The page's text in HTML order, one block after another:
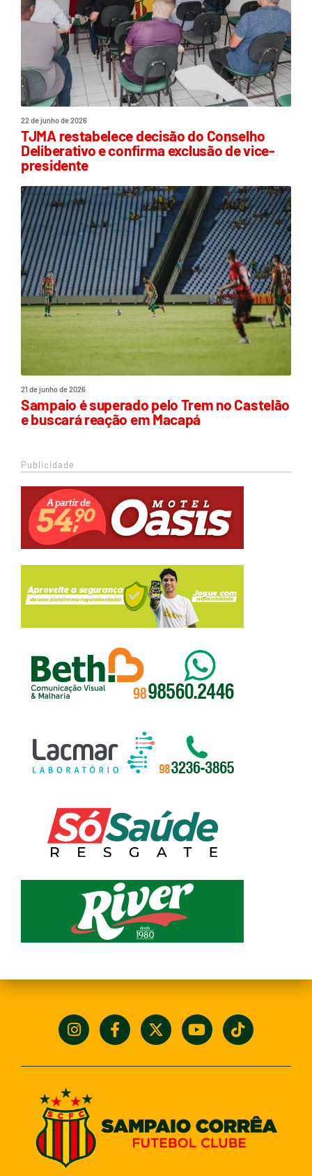
22 de junho de 2026
TJMA restabelece decisão do Conselho
Deliberativo e confirma exclusão de vice-
presidente
21 de junho de 2026
Sampaio é superado pelo Trem no Castelão
e buscará reação em Macapá
Publicidade